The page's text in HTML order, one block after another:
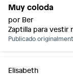
Muy coloda
por Ber
Zaptilla para vestir
Publicado
Elisabeth